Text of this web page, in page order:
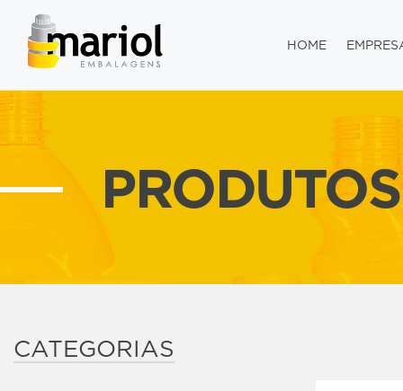
HOME
PRODUTOS
CATEGORIAS